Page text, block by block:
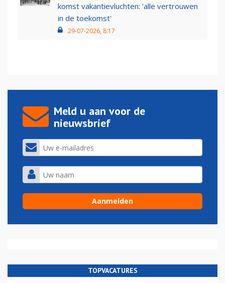
komst vakantievluchten: 'alle vertrouwen
in de toekomst'
29-07-2026, 8:17
Meld u aan voor de
nieuwsbrief
TOPVACATURES